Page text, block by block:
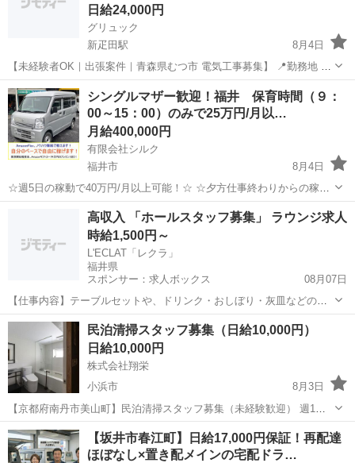
日給24,000円
グリュック
新疋田駅
8月4日
【未経験者OK｜出張案件｜青森県むつ市 電気工事募集】 📍勤務地 青
森県むつ市 📅工期 2026年8月15日～11月中旬予定 👷募集人数 5名 💰
単価 24,000円／日（税別・食費込み） ...
福井 福井市 新疋田駅 その他 足場
シングルマザー歓迎！福井 保育時間（９：
00～15：00）のみで25万円/月以…
月給400,000円
有限会社シルク
福井市
8月4日
☆週5日の稼動で40万円/月以上可能！☆ ☆夕方仕事終わりからの稼
働、休日の稼動で20万円/月以上可能！☆ ☆雇われない働き方、自由な
スタイルでの働き方を【Amazon Flex】で始めましょう！☆ 個人事業
主とし...
福井市 配送
高収入 「ホールスタッフ募集」 ラウンジ求人
時給1,500円～
L'ECLAT「レクラ」
福井県
スポンサー：求人ボックス
08月07日
【仕事内容】テーブルセットや、ドリンク・おしぼり・灰皿などの配
膳をお願いします。 スタッフ・キャスト・お客様など、様々な人と接
するため、コミュニケーションスキルを磨けます。 特別な資格は必要
ないため、未経験者さんも大歓迎です。 【...
アルバイト・パート
民泊清掃スタッフ募集（日給10,000円）
日給10,000円
株式会社翔栄
小浜市
8月3日
【京都府南丹市美山町】民泊清掃スタッフ募集（未経験歓迎） 週1日
からOK！主婦・主夫の方、副業・Wワークの方歓迎！ ■仕事内容 ・民
泊施設の清掃 ・リネン交換（洗濯・持ち帰りなし） ・室内の整理整頓
・備品在...
福井 小浜市 その他 スタッフ
【坂井市春江町】日給17,000円保証！再配達
ほぼなし×置き配メインの宅配ドラ…